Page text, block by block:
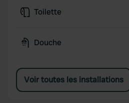
Toilette
Douche
Voir toutes les installations